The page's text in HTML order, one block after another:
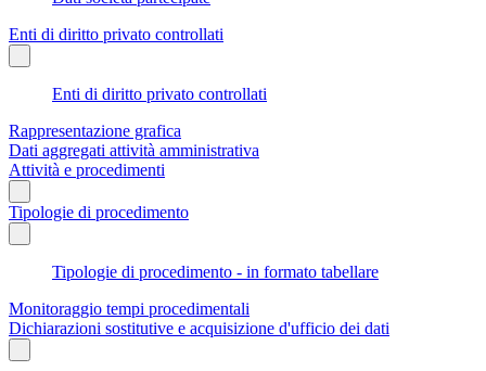
Enti di diritto privato controllati
Enti di diritto privato controllati
Rappresentazione grafica
Dati aggregati attività amministrativa
Attività e procedimenti
Tipologie di procedimento
Tipologie di procedimento - in formato tabellare
Monitoraggio tempi procedimentali
Dichiarazioni sostitutive e acquisizione d'ufficio dei dati